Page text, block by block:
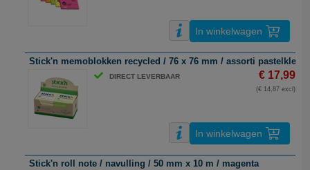
In winkelwagen
Stick'n memoblokken recycled / 76 x 76 mm / assorti
DIRECT LEVERBAAR € 17,99
(€ 14,87 excl)
In winkelwagen
Stick'n roll note / navulling / 50 mm x 10 m / magenta